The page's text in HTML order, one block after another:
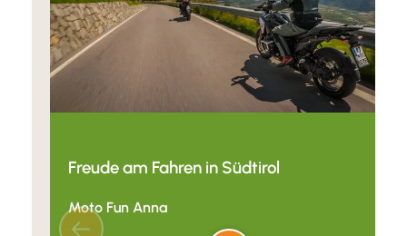
Freude am Fahren in Südtirol
Moto Fun Anna